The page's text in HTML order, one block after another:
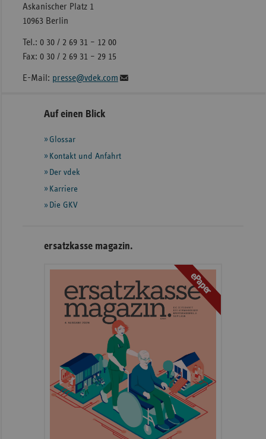
Askanischer Platz 1
10963 Berlin
Tel.: 0 30 / 2 69 31 – 12 00
Fax: 0 30 / 2 69 31 – 29 15
E-Mail: presse@vdek.com
Seitennavigation
Seitenleiste
weiteren
Informationen
Auf einen Blick
Glossar
Kontakt und Anfahrt
Der vdek
Karriere
Die GKV
ersatzkasse magazin.
ePaper